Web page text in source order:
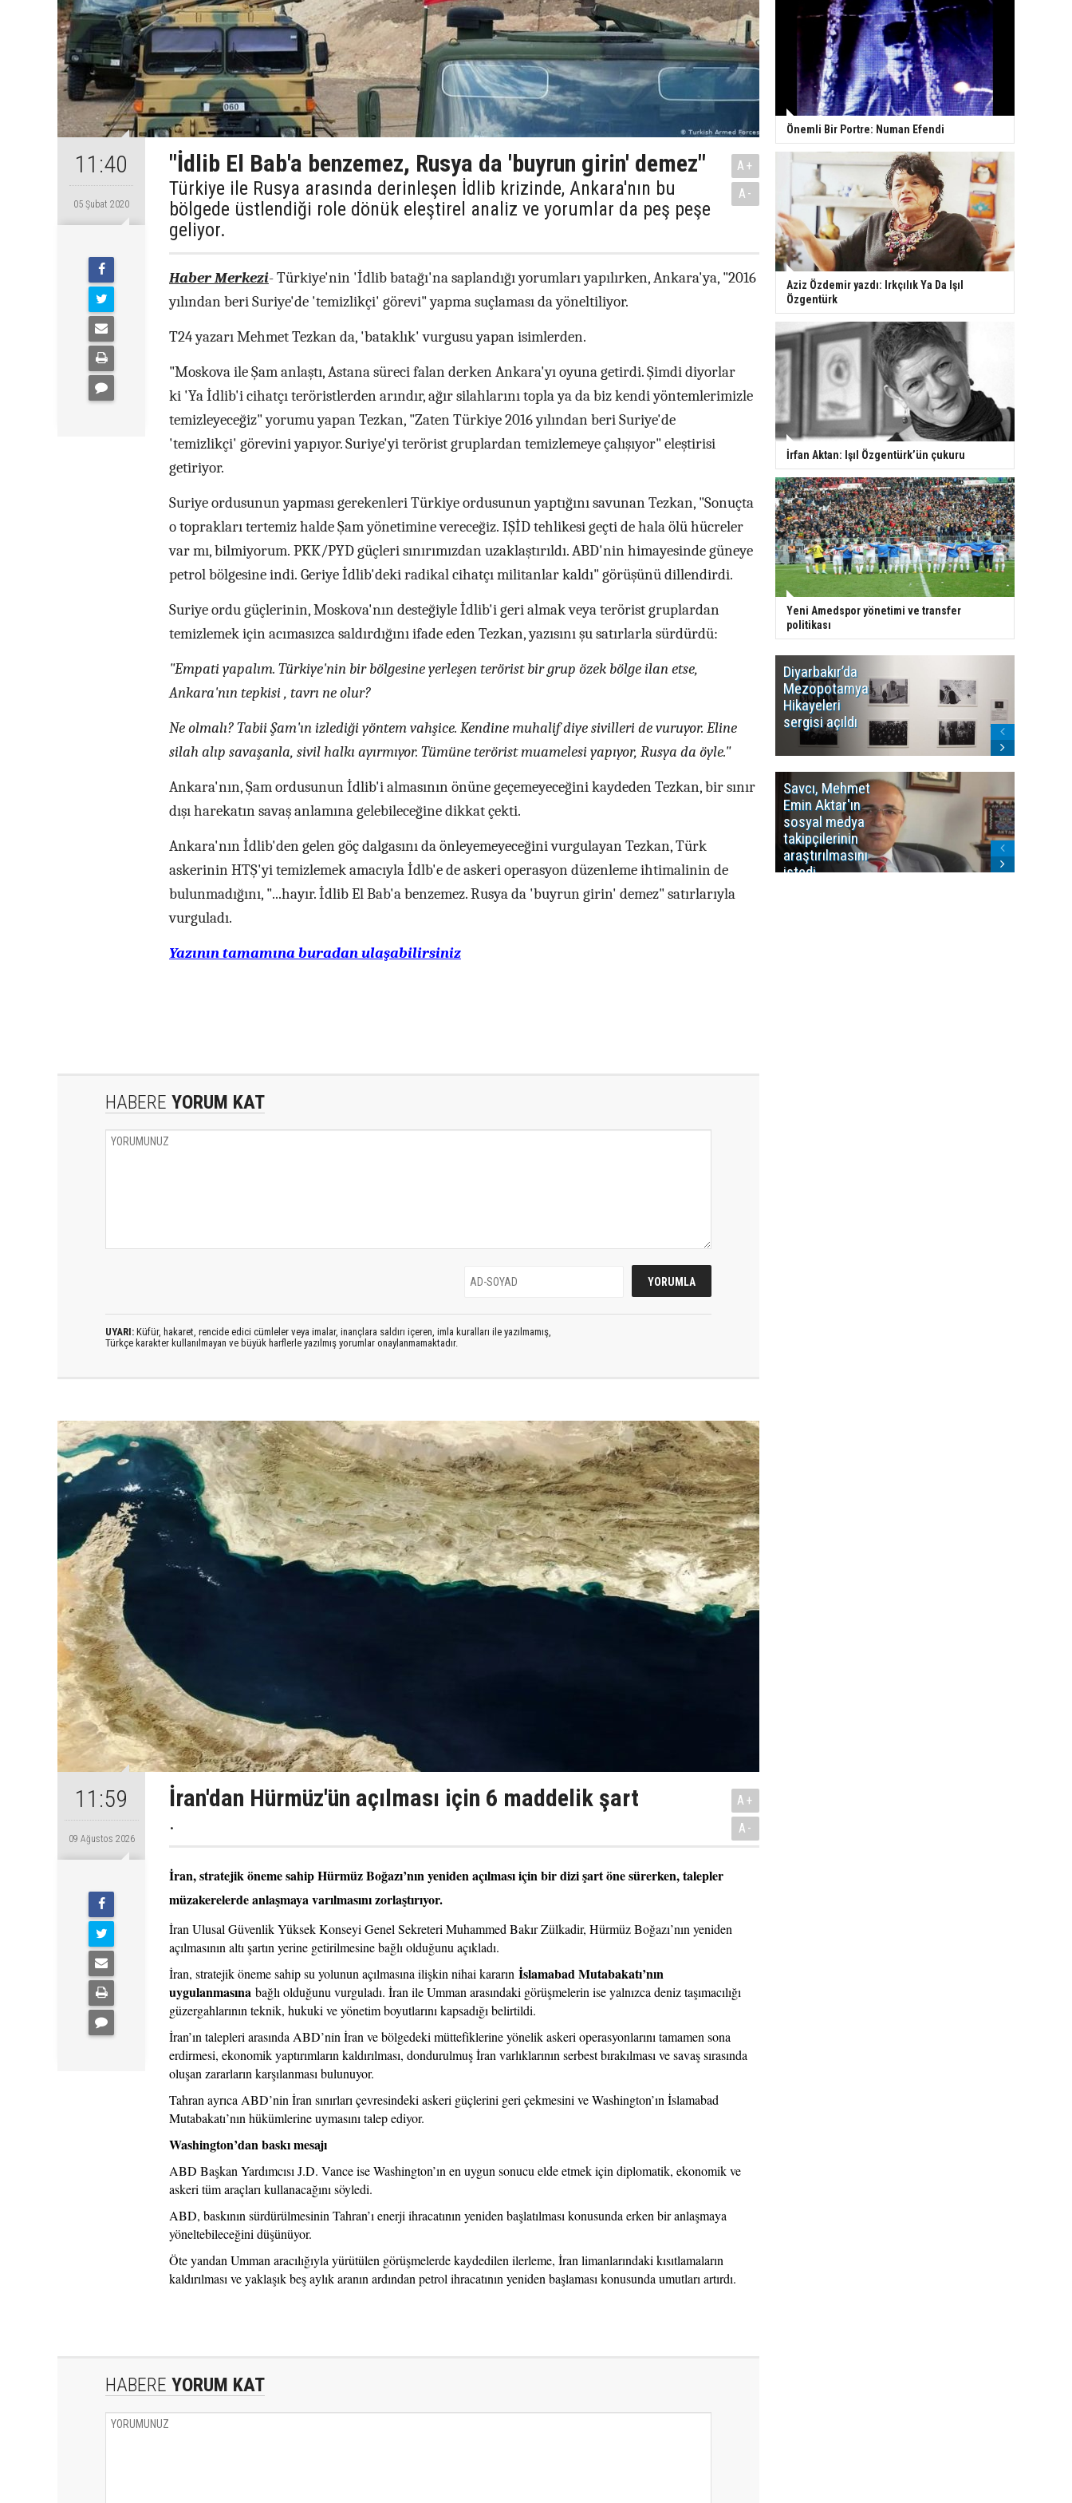
11:40
05 Şubat 2020
"İdlib El Bab'a benzemez, Rusya da 'buyrun girin' demez"
Türkiye ile Rusya arasında derinleşen İdlib krizinde, Ankara'nın bu
bölgede üstlendiği role dönük eleştirel analiz ve yorumlar da peş peşe
geliyor.
A+
A-
Haber Merkezi- Türkiye'nin 'İdlib batağı'na saplandığı yorumları yapılırken, Ankara'ya, "2016
yılından beri Suriye'de 'temizlikçi' görevi" yapma suçlaması da yöneltiliyor.
T24 yazarı Mehmet Tezkan da, 'bataklık' vurgusu yapan isimlerden.
"Moskova ile Şam anlaştı, Astana süreci falan derken Ankara'yı oyuna getirdi. Şimdi diyorlar
ki 'Ya İdlib'i cihatçı teröristlerden arındır, ağır silahlarını topla ya da biz kendi yöntemlerimizle
temizleyeceğiz" yorumu yapan Tezkan, "Zaten Türkiye 2016 yılından beri Suriye'de
'temizlikçi' görevini yapıyor. Suriye'yi terörist gruplardan temizlemeye çalışıyor" eleştirisi
getiriyor.
Suriye ordusunun yapması gerekenleri Türkiye ordusunun yaptığını savunan Tezkan, "Sonuçta
o toprakları tertemiz halde Şam yönetimine vereceğiz. IŞİD tehlikesi geçti de hala ölü hücreler
var mı, bilmiyorum. PKK/PYD güçleri sınırımızdan uzaklaştırıldı. ABD'nin himayesinde güneye
petrol bölgesine indi. Geriye İdlib'deki radikal cihatçı militanlar kaldı" görüşünü dillendirdi.
Suriye ordu güçlerinin, Moskova'nın desteğiyle İdlib'i geri almak veya terörist gruplardan
temizlemek için acımasızca saldırdığını ifade eden Tezkan, yazısını şu satırlarla sürdürdü:
"Empati yapalım. Türkiye'nin bir bölgesine yerleşen terörist bir grup özek bölge ilan etse,
Ankara'nın tepkisi , tavrı ne olur?
Ne olmalı? Tabii Şam'ın izlediği yöntem vahşice. Kendine muhalif diye sivilleri de vuruyor. Eline
silah alıp savaşanla, sivil halkı ayırmıyor. Tümüne terörist muamelesi yapıyor, Rusya da öyle."
Ankara'nın, Şam ordusunun İdlib'i almasının önüne geçemeyeceğini kaydeden Tezkan, bir sınır
dışı harekatın savaş anlamına gelebileceğine dikkat çekti.
Ankara'nın İdlib'den gelen göç dalgasını da önleyemeyeceğini vurgulayan Tezkan, Türk
askerinin HTŞ'yi temizlemek amacıyla İdlb'e de askeri operasyon düzenleme ihtimalinin de
bulunmadığını, "...hayır. İdlib El Bab'a benzemez. Rusya da 'buyrun girin' demez" satırlarıyla
vurguladı.
Yazının tamamına buradan ulaşabilirsiniz
HABERE YORUM KAT
UYARI: Küfür, hakaret, rencide edici cümleler veya imalar, inançlara saldırı içeren, imla kuralları ile yazılmamış,
Türkçe karakter kullanılmayan ve büyük harflerle yazılmış yorumlar onaylanmamaktadır.
11:59
09 Ağustos 2026
İran'dan Hürmüz'ün açılması için 6 maddelik şart
.
A+
A-
İran, stratejik öneme sahip Hürmüz Boğazı’nın yeniden açılması için bir dizi şart öne sürerken, talepler
müzakerelerde anlaşmaya varılmasını zorlaştırıyor.
İran Ulusal Güvenlik Yüksek Konseyi Genel Sekreteri Muhammed Bakır Zülkadir, Hürmüz Boğazı’nın yeniden
açılmasının altı şartın yerine getirilmesine bağlı olduğunu açıkladı.
İran, stratejik öneme sahip su yolunun açılmasına ilişkin nihai kararın İslamabad Mutabakatı’nın
uygulanmasına bağlı olduğunu vurguladı. İran ile Umman arasındaki görüşmelerin ise yalnızca deniz taşımacılığı
güzergahlarının teknik, hukuki ve yönetim boyutlarını kapsadığı belirtildi.
İran’ın talepleri arasında ABD’nin İran ve bölgedeki müttefiklerine yönelik askeri operasyonlarını tamamen sona
erdirmesi, ekonomik yaptırımların kaldırılması, dondurulmuş İran varlıklarının serbest bırakılması ve savaş sırasında
oluşan zararların karşılanması bulunuyor.
Tahran ayrıca ABD’nin İran sınırları çevresindeki askeri güçlerini geri çekmesini ve Washington’ın İslamabad
Mutabakatı’nın hükümlerine uymasını talep ediyor.
Washington’dan baskı mesajı
ABD Başkan Yardımcısı J.D. Vance ise Washington’ın en uygun sonucu elde etmek için diplomatik, ekonomik ve
askeri tüm araçları kullanacağını söyledi.
ABD, baskının sürdürülmesinin Tahran’ı enerji ihracatının yeniden başlatılması konusunda erken bir anlaşmaya
yöneltebileceğini düşünüyor.
Öte yandan Umman aracılığıyla yürütülen görüşmelerde kaydedilen ilerleme, İran limanlarındaki kısıtlamaların
kaldırılması ve yaklaşık beş aylık aranın ardından petrol ihracatının yeniden başlaması konusunda umutları artırdı.
HABERE YORUM KAT
Önemli Bir Portre: Numan Efendi
Aziz Özdemir yazdı: Irkçılık Ya Da Işıl
Özgentürk
İrfan Aktan: Işıl Özgentürk’ün çukuru
Yeni Amedspor yönetimi ve transfer
politikası
Diyarbakır’da
Mezopotamya
Hikayeleri
sergisi açıldı
Savcı, Mehmet
Emin Aktar'ın
sosyal medya
takipçilerinin
araştırılmasını
istedi